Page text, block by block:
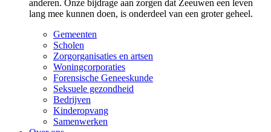
anderen. Onze bijdrage aan zorgen dat Zeeuwen een leven
lang mee kunnen doen, is onderdeel van een groter geheel.
Gemeenten
Scholen
Zorgorganisaties en artsen
Woningcorporaties
Forensische Geneeskunde
Seksuele gezondheid
Bedrijven
Kinderopvang
Samenwerken